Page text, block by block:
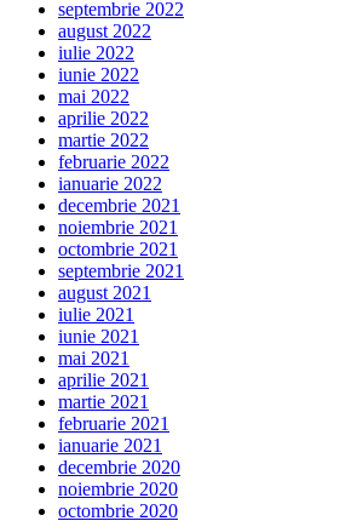
septembrie 2022
august 2022
iulie 2022
iunie 2022
mai 2022
aprilie 2022
martie 2022
februarie 2022
ianuarie 2022
decembrie 2021
noiembrie 2021
octombrie 2021
septembrie 2021
august 2021
iulie 2021
iunie 2021
mai 2021
aprilie 2021
martie 2021
februarie 2021
ianuarie 2021
decembrie 2020
noiembrie 2020
octombrie 2020